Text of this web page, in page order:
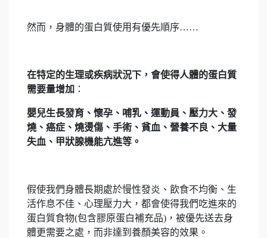
然而，身體的蛋白質使用有優先順序……
在特定的生理或疾病狀況下，會使得人體的蛋白質
需要量增加 ：
嬰兒生長發育、懷孕、哺乳、運動員、壓力大、發
燒、癌症、燒燙傷、手術、貧血、營養不良、大量
失血、甲狀腺機能亢進等。
假使我們身體長期處於慢性發炎、飲食不均衡、生
活作息不佳、心理壓力大，都會使得我們吃進來的
蛋白質食物(包含膠原蛋白補充品)，被優先送去身
體更需要之處，而非達到養顏美容的效果。